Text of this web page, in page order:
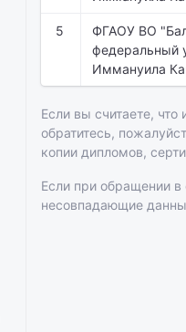
5
ФГАОУ ВО
федеральный
Иммануила
Если вы считаете, что
обратитесь,
копии дипломов,
Если при обращении
несовпадающие